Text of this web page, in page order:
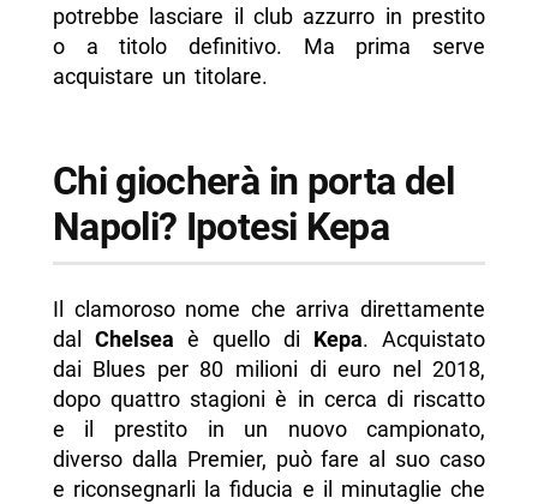
potrebbe lasciare il club azzurro in prestito
o a titolo definitivo. Ma prima serve
acquistare un titolare.
Chi giocherà in porta del
Napoli? Ipotesi Kepa
Il clamoroso nome che arriva direttamente
dal Chelsea è quello di Kepa. Acquistato
dai Blues per 80 milioni di euro nel 2018,
dopo quattro stagioni è in cerca di riscatto
e il prestito in un nuovo campionato,
diverso dalla Premier, può fare al suo caso
e riconsegnarli la fiducia e il minutaglie che